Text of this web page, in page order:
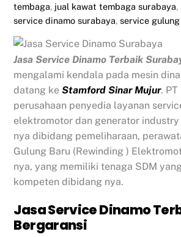
tembaga, jual kawat tembaga surabaya,
service dinamo surabaya,service
Jasa Service Dinamo Terbaik
mengalami kendala pada mesin
datang keStamford Sinar Mujur.
perusahaan penyedia layanan
elektromotor dan generator
nya dibidang pemeliharaan,
Gulung Baru (Rewinding )
nya, yang memiliki tenaga SDM
kompeten dibidang nya.
Jasa Service Dinamo
Bergaransi